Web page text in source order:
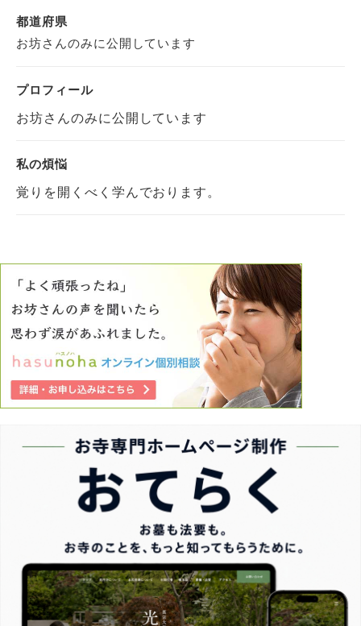
都道府県
お坊さんのみに公開しています
プロフィール
お坊さんのみに公開しています
私の煩悩
覚りを開くべく学んでおります。